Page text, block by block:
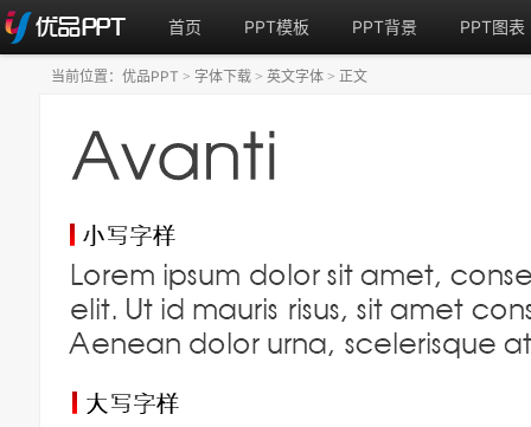
首页 PPT模板 PPT背景 PPT图表
当前位置： 优品PPT > 字体下载 > 英文字体 > 正文